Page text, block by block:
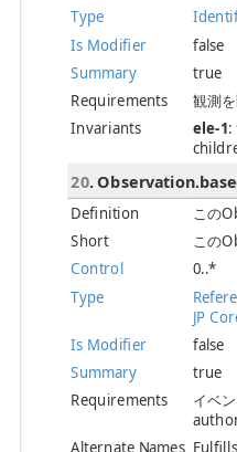
Type
Is Modifier
false
Summary
true
Requirements
観測
Invariants
ele-1:
20.
Definition
この
Short
この
Control
0..*
Type
JP
Is Modifier
false
Summary
true
Requirements
イベ
Alternate Names Fulfills